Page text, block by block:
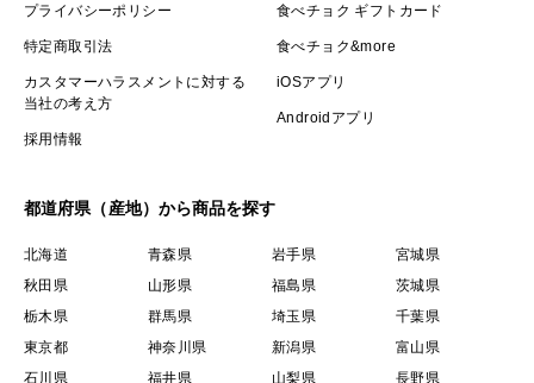
プライバシーポリシー
特定商取引法
カスタマーハラスメントに対する
当社の考え方
採用情報
食べチョク ギフトカード
食べチョク&more
iOSアプリ
Androidアプリ
都道府県（産地）から商品を探す
北海道 青森県 岩手県
宮城県
秋田県
山形県 福島県
茨城県
栃木県
群馬県 埼玉県
千葉県
東京都
神奈川県 新潟県
富山県
石川県
福井県 山梨県 長野県